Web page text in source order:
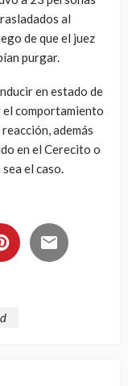
al
de que el juez
purgar.
en estado de
comportamiento
además
en el Cerecito o
el caso.